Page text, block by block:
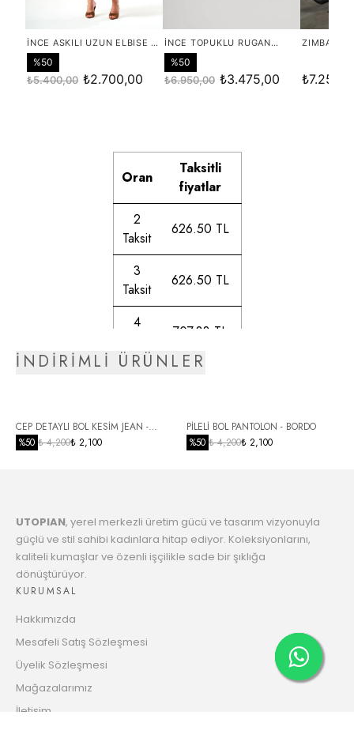
Oran
Taksitli
fiyatlar
2
Taksit
626.50 TL
3
Taksit
626.50 TL
4
707.83 TL
6
736.97 TL
8
Taksit
773.36 TL
Taksit
İNDİRİMLİ ÜRÜNLER
CEP DETAYLI BOL KESİM JEAN -
SİYAH
%50 ₺ 4,200₺ 2,100
PİLELİ BOL PANTOLON - BORDO
%50 ₺ 4,200₺ 2,100
UTOPIAN, yerel merkezli üretim gücü ve tasarım vizyonuyla
güçlü ve stil sahibi kadınlara hitap ediyor. Koleksiyonlarını,
kaliteli kumaşlar ve özenli işçilikle sade bir şıklığa
dönüştürüyor.
KURUMSAL
Hakkımızda
Mesafeli Satış Sözleşmesi
Üyelik Sözleşmesi
Mağazalarımız
İletişim